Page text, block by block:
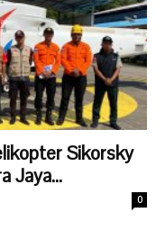
Sikorsky
Jaya...
0